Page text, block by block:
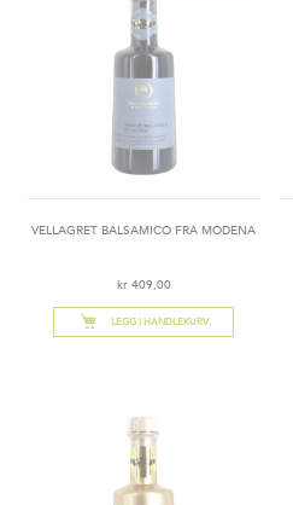
VELLAGRET BALSAMICO FRA MODENA
kr 409,00
LEGG I HANDLEKURV